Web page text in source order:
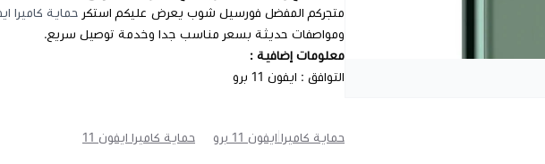
متجركم المفضل فورسيل شوب يعرض عليكم استكر حماية كاميرا
ومواصفات حديثة بسعر مناسب جدا وخدمة توصيل سريع.
معلومات إضافية :
التوافق : ايفون 11 برو
حماية كاميرا ايفون 11 برو حماية كاميرا ايفون 11